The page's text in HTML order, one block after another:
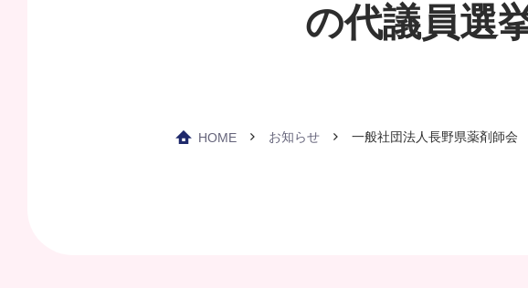
の代議員選
HOME お知らせ 一般社団法人長野県薬剤師会